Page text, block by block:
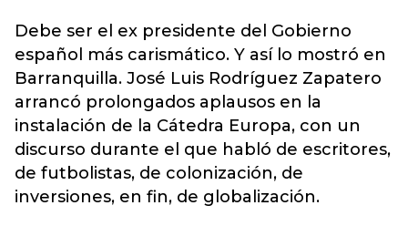
Debe ser el ex presidente del Gobierno
español más carismático. Y así lo mostró en
Barranquilla. José Luis Rodríguez Zapatero
arrancó prolongados aplausos en la
instalación de la Cátedra Europa, con un
discurso durante el que habló de escritores,
de futbolistas, de colonización, de
inversiones, en fin, de globalización.